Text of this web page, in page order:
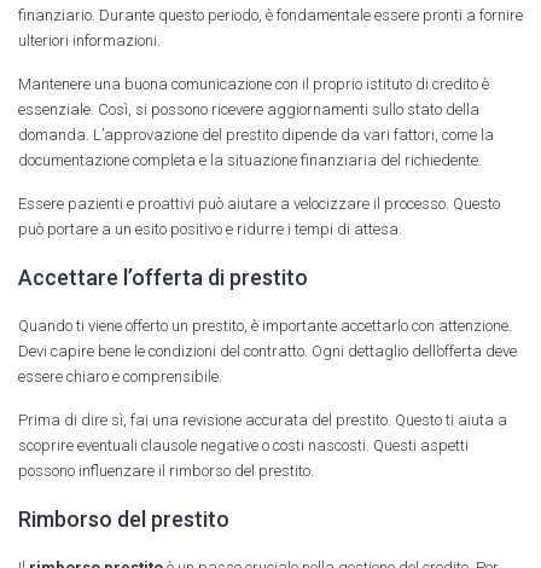
finanziario. Durante questo periodo, è fondamentale essere pronti a fornire
ulteriori informazioni.
Mantenere una buona comunicazione con il proprio istituto di credito è
essenziale. Così, si possono ricevere aggiornamenti sullo stato della
domanda. L’approvazione del prestito dipende da vari fattori, come la
documentazione completa e la situazione finanziaria del richiedente.
Essere pazienti e proattivi può aiutare a velocizzare il processo. Questo
può portare a un esito positivo e ridurre i tempi di attesa.
Accettare l’offerta di prestito
Quando ti viene offerto un prestito, è importante accettarlo con attenzione.
Devi capire bene le condizioni del contratto. Ogni dettaglio dell’offerta deve
essere chiaro e comprensibile.
Prima di dire sì, fai una revisione accurata del prestito. Questo ti aiuta a
scoprire eventuali clausole negative o costi nascosti. Questi aspetti
possono influenzare il rimborso del prestito.
Rimborso del prestito